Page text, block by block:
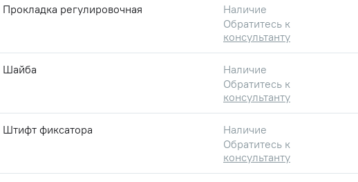
Прокладка регулировочная
Наличие
Обратитесь к
консультанту
Шайба
Наличие
Обратитесь к
консультанту
Штифт фиксатора
Наличие
Обратитесь к
консультанту